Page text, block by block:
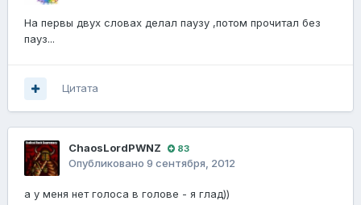
На первы двух словах делал паузу ,потом прочитал без
пауз...
Цитата
ChaosLordPWNZ 83
Опубликовано 9 сентября, 2012
а у меня нет голоса в голове - я глад))